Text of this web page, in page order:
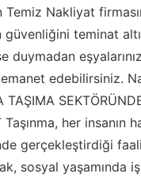
Nakliyat
güvenliğini teminat
duymadan
emanet edebilirsiniz.
TAŞIMA
Taşınma, her insanın
gerçekleştirdiği
sosyal yaşamında